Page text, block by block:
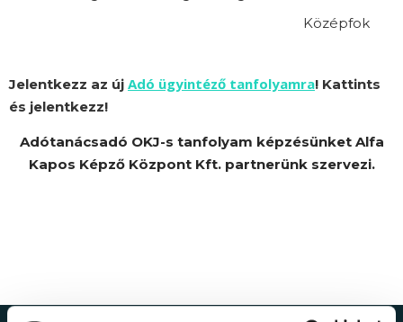
Középfok
Jelentkezz az új Adó ügyintéző tanfolyamra! Kattints
és jelentkezz!
Adótanácsadó OKJ-s tanfolyam képzésünket Alfa
Kapos Képző Központ Kft. partnerünk szervezi.